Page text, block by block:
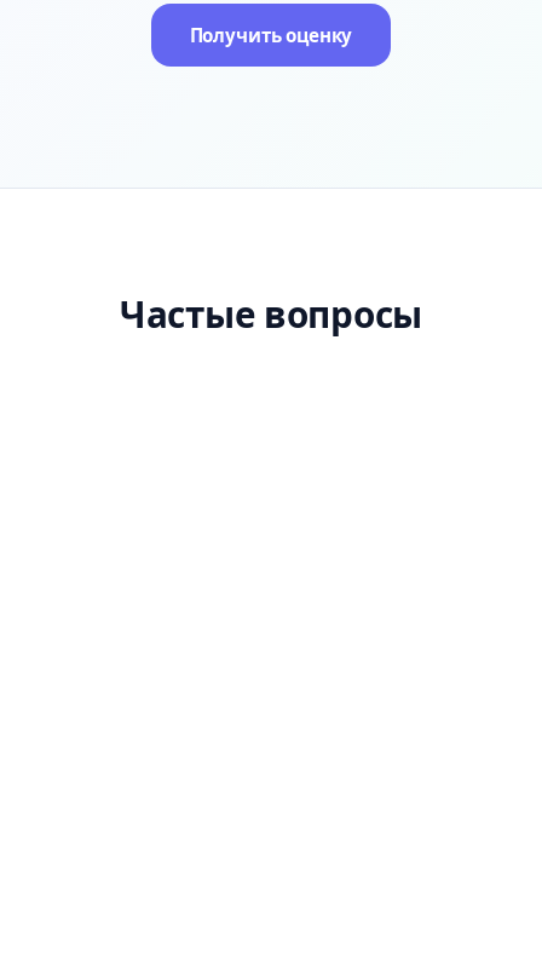
Получить оценку
Частые вопросы